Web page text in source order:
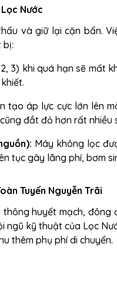
Nước
và giữ lại cặn bẩn.
bị:
3) khi quá hạn sẽ mất
tạo áp lực cực lớn lên
đắt đỏ hơn rất nhiều
Máy không lọc
tục gây lãng phí, bơm
Tuyến Nguyễn Trãi
huyết mạch, đông
ngũ kỹ thuật của Lọc
thêm phụ phí di chuyển.